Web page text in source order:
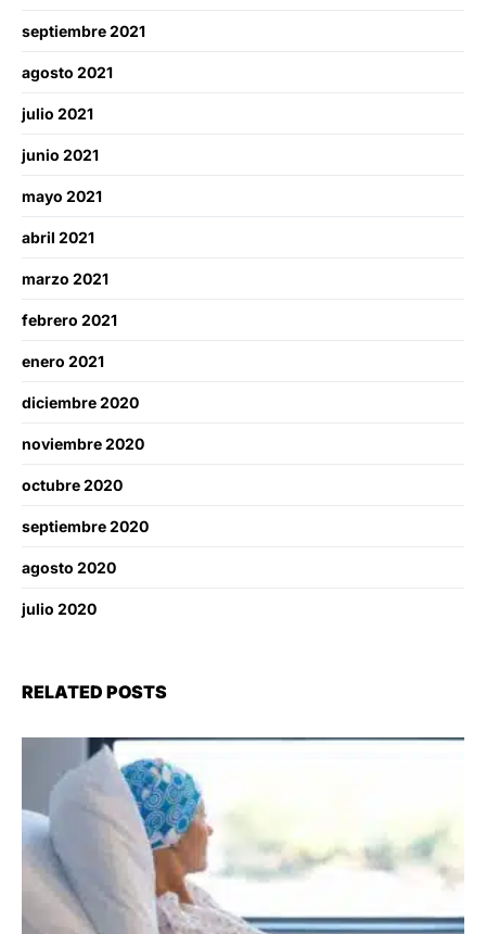
septiembre 2021
agosto 2021
julio 2021
junio 2021
mayo 2021
abril 2021
marzo 2021
febrero 2021
enero 2021
diciembre 2020
noviembre 2020
octubre 2020
septiembre 2020
agosto 2020
julio 2020
RELATED POSTS